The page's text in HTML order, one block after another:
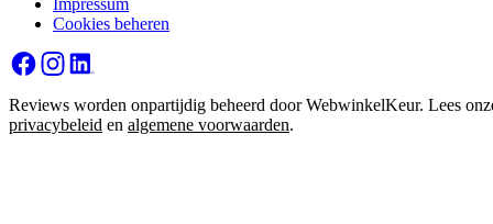
Impressum
Cookies beheren
Reviews worden onpartijdig beheerd door WebwinkelKeur. Lees
privacybeleid en algemene voorwaarden.